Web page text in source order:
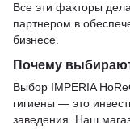
Все эти факторы
партнером в
бизнесе.
Почему
Выбор IMPERIA
гигиены — это
заведения. Наш